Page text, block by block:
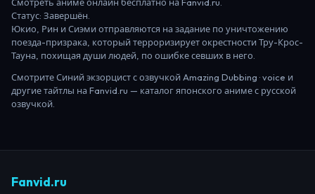
Смотреть аниме онлайн бесплатно на Fanvid.ru.
Статус: Завершён.
Юкио, Рин и Сиэми отправляются на задание по уничтожению
поезда-призрака, который терроризирует окрестности Тру-Крос-
Тауна, похищая души людей, по ошибке севших в него.
СмотритеСиний экзорцистс озвучкой Amazing Dubbing · voice и
другие тайтлы на Fanvid.ru — каталог японского аниме с русской
озвучкой.
Fanvid.ru